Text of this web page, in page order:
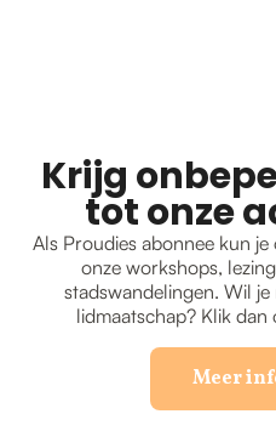
Krijg
tot onze
Als Proudies abonnee kun
onze workshops,
stadswandelingen. Wil
lidmaatschap? Klik
Meer